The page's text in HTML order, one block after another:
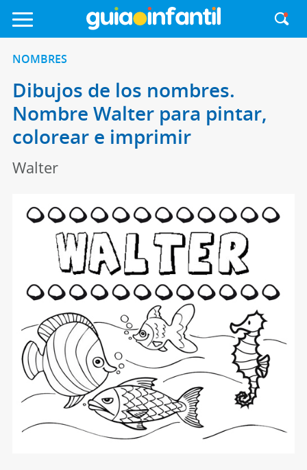
NOMBRES
Dibujos de los nombres.
Nombre Walter para pintar,
colorear e imprimir
Walter